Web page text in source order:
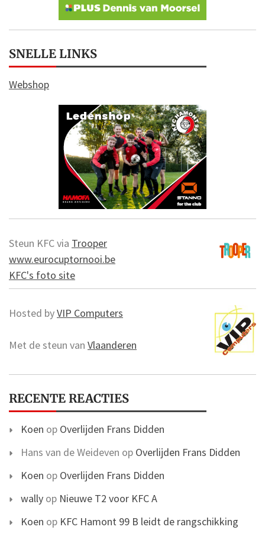
SNELLE LINKS
Webshop
Steun KFC via Trooper
www.eurocuptornooi.be
KFC's foto site
Hosted byVIP Computers
Met de steun van Vlaanderen
RECENTE REACTIES
Koen op Overlijden Frans Didden
Hans van de Weideven op Overlijden Frans Didden
Koen op Overlijden Frans Didden
wally op Nieuwe T2 voor KFC A
Koen op KFC Hamont 99 B leidt de rangschikking